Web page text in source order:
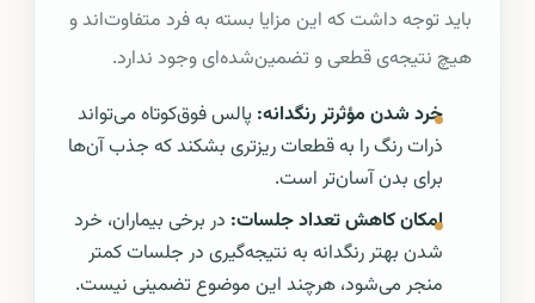
باید توجه داشت که این مزایا بسته به فرد متفاوت‌اند و
هیچ نتیجه‌ی قطعی و تضمین‌شده‌ای وجود ندارد.
خرد شدن مؤثرتر رنگدانه: پالس فوق‌کوتاه می‌تواند
ذرات رنگ را به قطعات ریزتری بشکند که جذب آن‌ها
برای بدن آسان‌تر است.
امکان کاهش تعداد جلسات: در برخی بیماران، خرد
شدن بهتر رنگدانه به نتیجه‌گیری در جلسات کمتر
منجر می‌شود، هرچند این موضوع تضمینی نیست.